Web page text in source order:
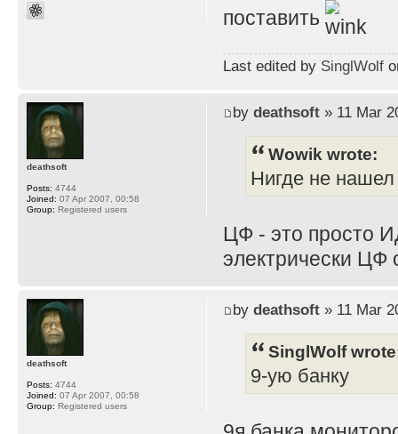
поставить
Last edited by SinglWolf
by deathsoft» 11 Mar
Wowik wrote:
Нигде не
ЦФ - это просто
электрически ЦФ
deathsoft
Posts: 4744
Joined: 07 Apr 2007, 00:58
Group: Registered users
by deathsoft» 11 Mar
SinglWolf
9-ую банку
deathsoft
Posts: 4744
Joined: 07 Apr 2007, 00:58
Group: Registered users